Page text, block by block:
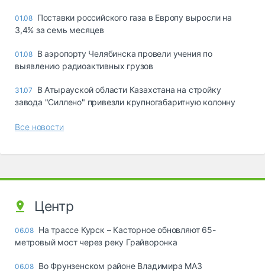
01.08 Поставки российского газа в Европу выросли на
3,4% за семь месяцев
01.08 В аэропорту Челябинска провели учения по
выявлению радиоактивных грузов
31.07
В Атырауской области Казахстана на стройку
завода "Силлено" привезли крупногабаритную колонну
Все новости
Центр
06.08 На трассе Курск – Касторное обновляют 65-
метровый мост через реку Грайворонка
06.08 Во Фрунзенском районе Владимира МАЗ